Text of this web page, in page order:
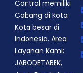
Control memiliki
Cabang di Kota
Kota besar di
Indonesia. Area
Layanan Kami:
JABODETABEK,